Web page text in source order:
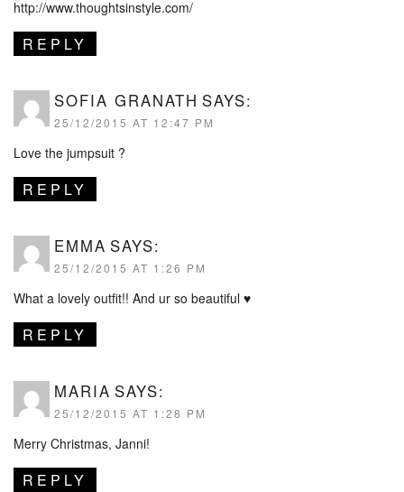
http://www.thoughtsinstyle.com/
REPLY
SOFIA GRANATH SAYS:
25/12/2015 AT 12:47 PM
Love the jumpsuit ?
REPLY
EMMA SAYS:
25/12/2015 AT 1:26 PM
What a lovely outfit!! And ur so beautiful ♥
REPLY
MARIA SAYS:
25/12/2015 AT 1:28 PM
Merry Christmas, Janni!
REPLY